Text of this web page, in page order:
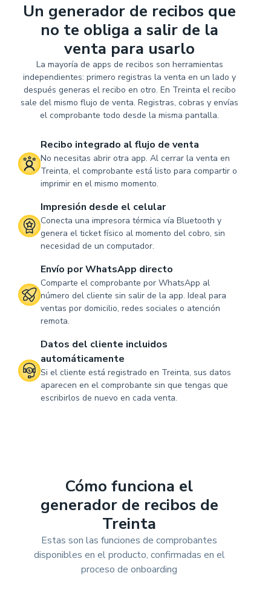
Un generador de recibos que
no te obliga a salir de la
venta para usarlo
La mayoría de apps de recibos son herramientas
independientes: primero registras la venta en un lado y
después generas el recibo en otro. En Treinta el recibo
sale del mismo flujo de venta. Registras, cobras y envías
el comprobante todo desde la misma pantalla.
Recibo integrado al flujo de venta
No necesitas abrir otra app. Al cerrar la venta en
Treinta, el comprobante está listo para compartir o
imprimir en el mismo momento.
Impresión desde el celular
Conecta una impresora térmica vía Bluetooth y
genera el ticket físico al momento del cobro, sin
necesidad de un computador.
Envío por WhatsApp directo
Comparte el comprobante por WhatsApp al
número del cliente sin salir de la app. Ideal para
ventas por domicilio, redes sociales o atención
remota.
Datos del cliente incluidos
automáticamente
Si el cliente está registrado en Treinta, sus datos
aparecen en el comprobante sin que tengas que
escribirlos de nuevo en cada venta.
Cómo funciona el
generador de recibos de
Treinta
Estas son las funciones de comprobantes
disponibles en el producto, confirmadas en el
proceso de onboarding